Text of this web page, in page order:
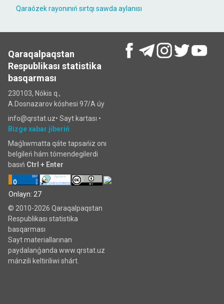
Qaraózek rayonınıń sırtqı sawda aylanısı
Qaraqalpaqstan
Respublikası statistika
basqarması
230103, Nókis q.,
A.Dosnazarov kóshesi 97/A úy
info@qrstat.uz• Sayt kartası •
Bizge xabar jiberiń
Maǵlıwmatta qáte tapsańiz onı
belgileń hám tómendegilerdi
basıń Ctrl + Enter
Onlayn: 27
© 2010-2026 Qaraqalpaqstan
Respublikası statistika
basqarması
Sayt materiallarınan
paydalanǵanda www.qrstat.uz
mánzili keltiriliwi shárt.